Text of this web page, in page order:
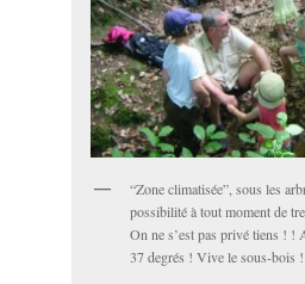
“Zone climatisée”, sous les
possibilité à tout moment de
On ne s’est pas privé tiens !
37 degrés ! Vive le sous-bois !